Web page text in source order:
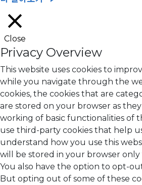
Close
Privacy Overview
This website uses cookies to
while you navigate through the
cookies, the cookies that are
are stored on your browser as
working of basic functionalities of
use third-party cookies that help
understand how you use this
will be stored in your browser
You also have the option to opt-
But opting out of some of these